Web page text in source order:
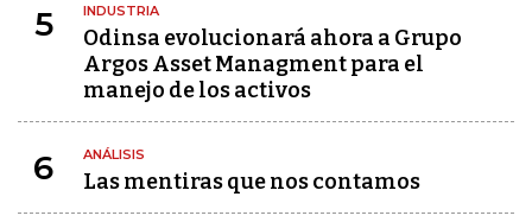
5 INDUSTRIA
Odinsa evolucionará ahora a Grupo
Argos Asset Managment para el
manejo de los activos
6 ANÁLISIS
Las mentiras que nos contamos